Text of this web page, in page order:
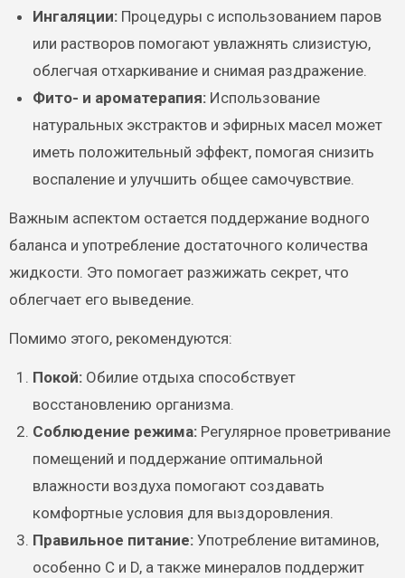
Ингаляции:Процедуры с использованием паров
или растворов помогают увлажнять слизистую,
облегчая отхаркивание и снимая раздражение.
Фито- и ароматерапия:Использование
натуральных экстрактов и эфирных масел может
иметь положительный эффект, помогая снизить
воспаление и улучшить общее самочувствие.
Важным аспектом остается поддержание водного
баланса и употребление достаточного количества
жидкости. Это помогает разжижать секрет, что
облегчает его выведение.
Помимо этого, рекомендуются:
Покой:Обилие отдыха способствует
восстановлению организма.
Соблюдение режима:Регулярное проветривание
помещений и поддержание оптимальной
влажности воздуха помогают создавать
комфортные условия для выздоровления.
Правильное питание:Употребление витаминов,
особенно C и D, а также минералов поддержит